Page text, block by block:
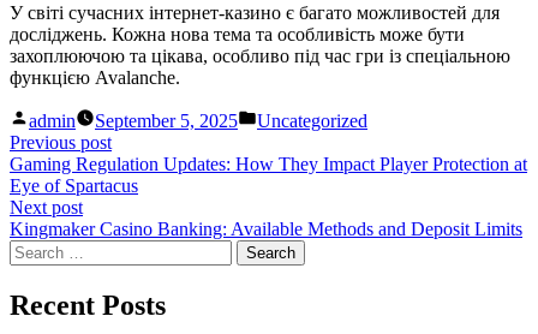
У світі сучасних інтернет-казино є багато можливостей для
досліджень. Кожна нова тема та особливість може бути
захоплюючою та цікава, особливо під час гри із спеціальною
функцією Avalanche.
Posted
by
admin September 5, 2025
Posted
Uncategorized
Post
navigation
Previous postPrevious
post:
Gaming Regulation Updates: How They Impact Player Protection at
Eye of Spartacus
Next postNext
post:
Kingmaker Casino Banking: Available Methods and Deposit Limits
Search
for:
Recent Posts